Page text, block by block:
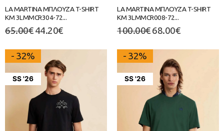
LA MARTINA ΜΠΛΟΥΖΑ T-SHIRT
ΚΜ 3LMMCR304-72...
65.00€ 44.20€
LA MARTINA ΜΠΛΟΥΖΑ T-SHIRT
ΚΜ 3LMMCR008-72...
100.00€ 68.00€
SS '26
- 32%
SS '26
- 32%